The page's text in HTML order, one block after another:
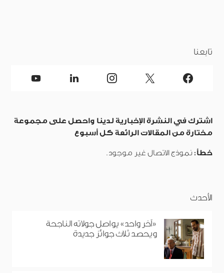
تابعنا
اشترك في النشرة الإخبارية لدينا واحصل على مجموعة
مختارة من المقالات الرائعة كل أسبوع
خطأ: نموذج الاتصال غير موجود.
الأحدث
«آخر واحد» يواصل جولاته الناجحة
ويحصد ثلاث جوائز جديدة